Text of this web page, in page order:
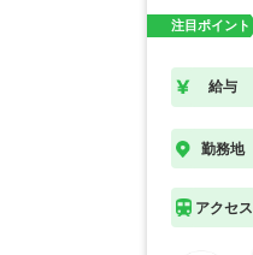
注目ポイント
給与
勤務地
アクセス